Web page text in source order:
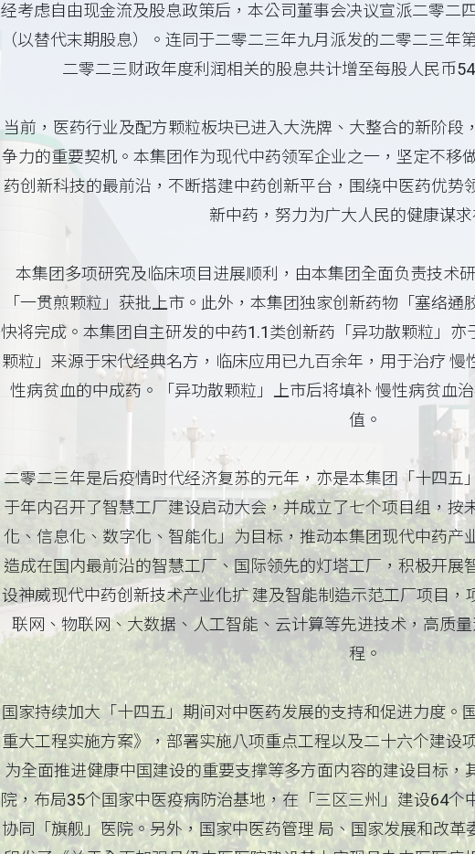
经考虑自由现金流及股息政策后，本公司董事会决议宣派二零二
（以替代末期股息）。连同于二零二三年九月派发的二零二三年
二零二三财政年度利润相关的股息共计增至每股人民币
当前，医药行业及配方颗粒板块已进入大洗牌、大整合的新阶段
争力的重要契机。本集团作为现代中药领军企业之一，坚定不移
药创新科技的最前沿，不断搭建中药创新平台，围绕中医药优势
新中药，努力为广大人民的健康谋求
本集团多项研究及临床项目进展顺利，由本集团全面负责技术
「一贯煎颗粒」获批上市。此外，本集团独家创新药物「塞络
快将完成。本集团自主研发的中药1.1类创新药「异功散颗粒」
颗粒」来源于宋代经典名方，临床应用已九百余年，用于治疗
性病贫血的中成药。「异功散颗粒」上市后将填补 慢性病贫血
值。
二零二三年是后疫情时代经济复苏的元年，亦是本集团「十四五
于年内召开了智慧工厂建设启动大会，并成立了七个项目组，按
化、信息化、数字化、智能化」为目标，推动本集团现代中药产
造成在国内最前沿的智慧工厂、国际领先的灯塔工厂，积极开展
设神威现代中药创新技术产业化扩 建及智能制造示范工厂项目
联网、物联网、大数据、人工智能、云计算等先进技术，高质
程。
国家持续加大「十四五」期间对中医药发展的支持和促进力度。
重大工程实施方案》，部署实施八项重点工程以及二十六个建设
为全面推进健康中国建设的重要支撑等多方面内容的建设目标，
院，布局35个国家中医疫病防治基地，在「三区三州」建设64个
协同「旗舰」医院。另外，国家中医药管理 局、国家发展和改